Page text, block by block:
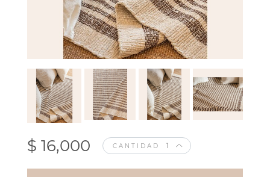
$ 16,000 CANTIDAD